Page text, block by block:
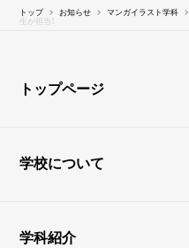
トップ お知らせ マンガイラスト学科
生が担当！
トップページ
学校について
学科紹介